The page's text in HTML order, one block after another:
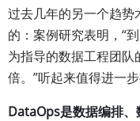
过去几年的另一个趋
的：案例研究表明，“
为指导的数据工程团
倍。”听起来值得进一
DataOps是数据编排